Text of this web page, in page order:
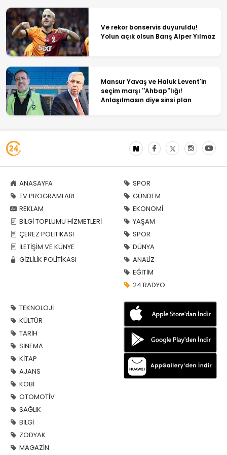
Ve rekor bonservis duyuruldu!
Yolun açık olsun Barış Alper Yılmaz
Mansur Yavaş ve Haluk Levent'in
seçim marşı ''Ahbap''lığı!
Anlaşılmasın diye sinsi plan
ANASAYFA
TV PROGRAMLARI
REKLAM
BİLGİ TOPLUMU HİZMETLERİ
ÇEREZ POLİTİKASI
İLETİŞİM VE KÜNYE
GİZLİLİK POLİTİKASI
SPOR
GÜNDEM
EKONOMİ
YAŞAM
SPOR
DÜNYA
ANALİZ
EĞİTİM
24 RADYO
TEKNOLOJİ
KÜLTÜR
TARİH
SİNEMA
KİTAP
AJANS
KOBİ
OTOMOTİV
SAĞLIK
BİLGİ
ZODYAK
MAGAZİN